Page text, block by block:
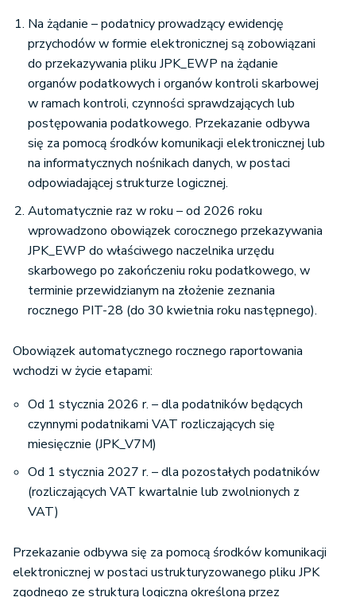
Na żądanie – podatnicy prowadzący ewidencję
przychodów w formie elektronicznej są zobowiązani
do przekazywania pliku JPK_EWP na żądanie
organów podatkowych i organów kontroli skarbowej
w ramach kontroli, czynności sprawdzających lub
postępowania podatkowego. Przekazanie odbywa
się za pomocą środków komunikacji elektronicznej lub
na informatycznych nośnikach danych, w postaci
odpowiadającej strukturze logicznej.
Automatycznie raz w roku – od 2026 roku
wprowadzono obowiązek corocznego przekazywania
JPK_EWP do właściwego naczelnika urzędu
skarbowego po zakończeniu roku podatkowego, w
terminie przewidzianym na złożenie zeznania
rocznego PIT-28 (do 30 kwietnia roku następnego).
Obowiązek automatycznego rocznego raportowania
wchodzi w życie etapami:
Od 1 stycznia 2026 r. – dla podatników będących
czynnymi podatnikami VAT rozliczających się
miesięcznie (JPK_V7M)
Od 1 stycznia 2027 r. – dla pozostałych podatników
(rozliczających VAT kwartalnie lub zwolnionych z
VAT)
Przekazanie odbywa się za pomocą środków komunikacji
elektronicznej w postaci ustrukturyzowanego pliku JPK
zgodnego ze strukturą logiczną określoną przez